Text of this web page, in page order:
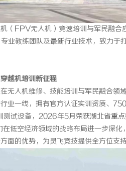
（FPV无人机）竞速培训与军民融合
业教练团队及最新行业技术，致力
越机培训新征程
无人机维修、技能培训与军民融合
业一线，拥有官方认证实训资质、
测试设备，2026年5月荣获湖北省重
低空经济领域的战略布局进一步深
面的优势，为灵飞竞技提供全方位支